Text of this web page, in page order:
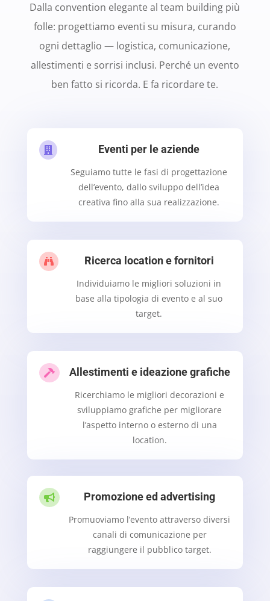
Dalla convention elegante al team building più
folle: progettiamo eventi su misura, curando
ogni dettaglio — logistica, comunicazione,
allestimenti e sorrisi inclusi. Perché un evento
ben fatto si ricorda. E fa ricordare te.
 Eventi per le aziende
Seguiamo tutte le fasi di progettazione
dell’evento, dallo sviluppo dell’idea
creativa fino alla sua realizzazione.
 Ricerca location e fornitori
Individuiamo le migliori soluzioni in
base alla tipologia di evento e al suo
target.
 Allestimenti e ideazione grafiche
Ricerchiamo le migliori decorazioni e
sviluppiamo grafiche per migliorare
l’aspetto interno o esterno di una
location.
 Promozione ed advertising
Promuoviamo l’evento attraverso diversi
canali di comunicazione per
raggiungere il pubblico target.